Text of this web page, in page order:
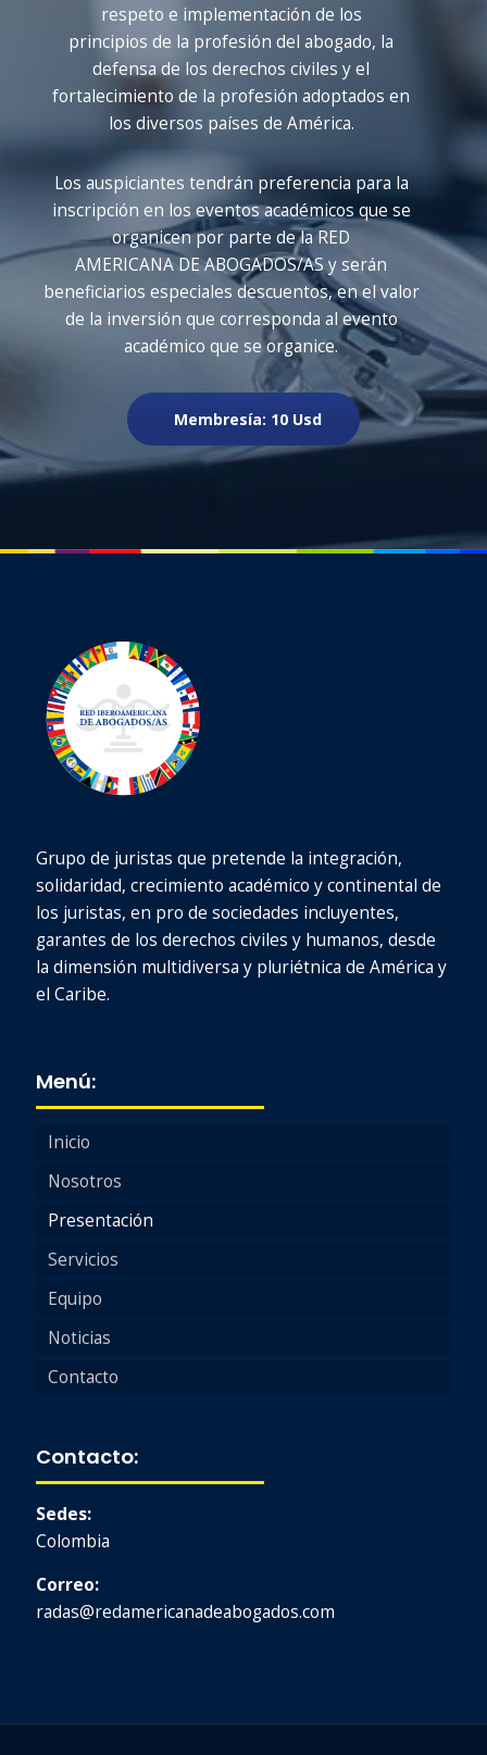
respeto e implementación de los
principios de la profesión del abogado, la
defensa de los derechos civiles y el
fortalecimiento de la profesión adoptados en
los diversos países de América.
Los auspiciantes tendrán preferencia para la
inscripción en los eventos académicos que se
organicen por parte de la RED
AMERICANA DE ABOGADOS/AS y serán
beneficiarios especiales descuentos, en el valor
de la inversión que corresponda al evento
académico que se organice.
Membresía: 10 Usd
Grupo de juristas que pretende la integración,
solidaridad, crecimiento académico y continental de
los juristas, en pro de sociedades incluyentes,
garantes de los derechos civiles y humanos, desde
la dimensión multidiversa y pluriétnica de América y
el Caribe.
Menú:
Inicio
Nosotros
Presentación
Servicios
Equipo
Noticias
Contacto
Contacto:
Sedes:
Colombia
Correo:
radas@redamericanadeabogados.com